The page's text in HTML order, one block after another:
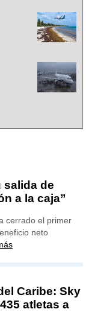
salida de
a la caja”
cerrado el primer
neto
Caribe: Sky
atletas a